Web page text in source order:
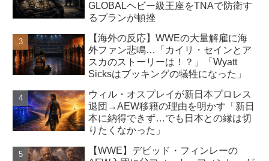
GLOBALヘビー級王座をTNAで防衛す
るプランが頓挫
【海外の反応】WWEの大量解雇に海
外ファン悲鳴…「カイリ・セインとア
スカのストーリーは！？」「Wyatt
Sicksはブッキングの犠牲になった」
ウィル・オスプレイが新日本プロレス
退団→AEW移籍の理由を明かす「新日
本に納得できず…でも日本との縁は切
りたくなかった」
【WWE】デビッド・フィンレーの